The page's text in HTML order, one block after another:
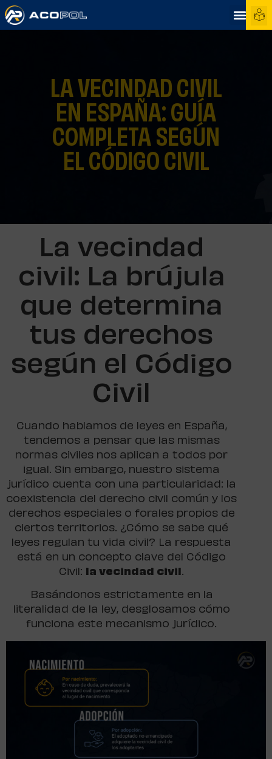
LA VECINDAD CIVIL
EN ESPAÑA: GUÍA
COMPLETA SEGÚN
EL CÓDIGO CIVIL
La vecindad
civil: La brújula
que determina
tus derechos
según el Código
Civil
Cuando hablamos de leyes en España,
tendemos a pensar que las mismas
normas civiles nos aplican a todos por
igual. Sin embargo, nuestro sistema
jurídico cuenta con una particularidad: la
coexistencia del derecho civil común y los
derechos especiales o forales propios de
ciertos territorios. ¿Cómo se sabe qué
leyes regulan tu vida civil? La respuesta
está en un concepto clave del Código
Civil:
la vecindad civil .
Basándonos estrictamente en la
literalidad de la ley, desglosamos cómo
funciona este mecanismo jurídico.